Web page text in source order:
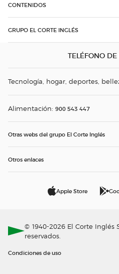
CONTENIDOS
GRUPO EL CORTE INGLÉS
TELÉFONO
Tecnología, hogar, deportes,
Alimentación: 900 543 447
Otras webs del grupo El Corte Inglés
Otros enlaces
Apple Store
© 1940-2026 El Corte Inglés
reservados.
Condiciones de uso